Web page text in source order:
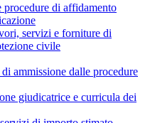
di affidamento
servizi e forniture di
civile
ammissione dalle procedure
giudicatrice e curricula dei